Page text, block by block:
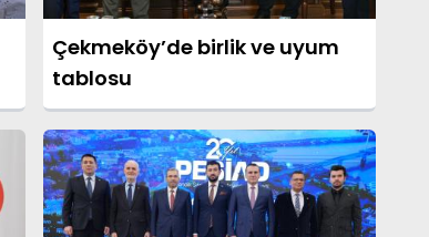
Çekmeköy’de birlik ve uyum
tablosu